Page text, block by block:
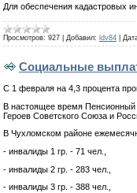
Для обеспечения кадастровых
Просмотров: 927 Добавил: ldv84
Социальные
С 1 февраля на 4,3 процента
В настоящее время Пенсионный
Героев Советского Союза и
В Чухломском районе
- инвалиды 1 гр. - 71 чел.,
- инвалиды 2 гр. - 283 чел.,
- инвалиды 3 гр. - 388 чел.,